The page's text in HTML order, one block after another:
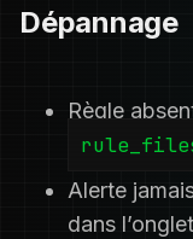
Dépannage
Règle
Alerte
dans l’onglet